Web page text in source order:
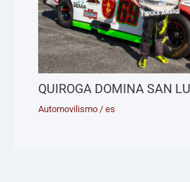
QUIROGA DOMINA SAN
Automovilismo /es